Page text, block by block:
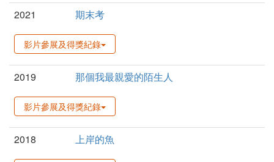
2021 期末考
影片參展及得獎紀錄
2019 那個我最親愛的陌生人
影片參展及得獎紀錄
2018 上岸的魚